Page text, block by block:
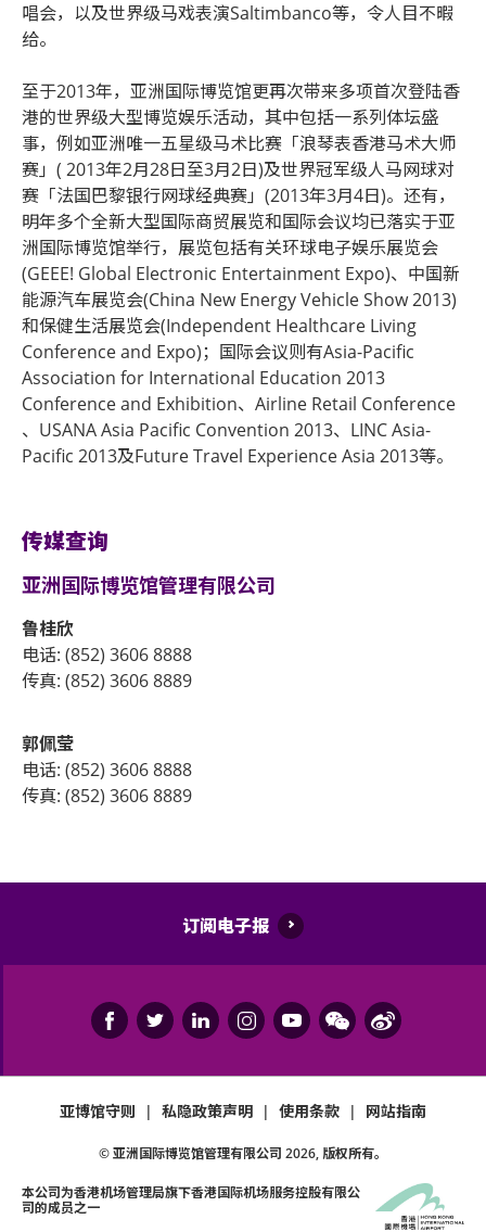
唱会，以及世界级马戏表演Saltimbanco等，令人目不暇
给。
至于2013年，亚洲国际博览馆更再次带来多项首次登陆香
港的世界级大型博览娱乐活动，其中包括一系列体坛盛
事，例如亚洲唯一五星级马术比赛「浪琴表香港马术大师
赛」( 2013年2月28日至3月2日)及世界冠军级人马网球对
赛「法国巴黎银行网球经典赛」(2013年3月4日)。还有，
明年多个全新大型国际商贸展览和国际会议均已落实于亚
洲国际博览馆举行，展览包括有关环球电子娱乐展览会
(GEEE! Global Electronic Entertainment Expo)、中国新
能源汽车展览会(China New Energy Vehicle Show 2013)
和保健生活展览会(Independent Healthcare Living
Conference and Expo)；国际会议则有Asia-Pacific
Association for International Education 2013
Conference and Exhibition、Airline Retail Conference
、USANA Asia Pacific Convention 2013、LINC Asia-
Pacific 2013及Future Travel Experience Asia 2013等。
传媒查询
亚洲国际博览馆管理有限公司
鲁桂欣
电话: (852) 3606 8888
传真: (852) 3606 8889
郭佩莹
电话: (852) 3606 8888
传真: (852) 3606 8889
订阅电子报
亚博馆守则 | 私隐政策声明 | 使用条款 | 网站指南
© 亚洲国际博览馆管理有限公司 2026, 版权所有。
本公司为香港机场管理局旗下香港国际机场服务控股有限公
司的成员之一